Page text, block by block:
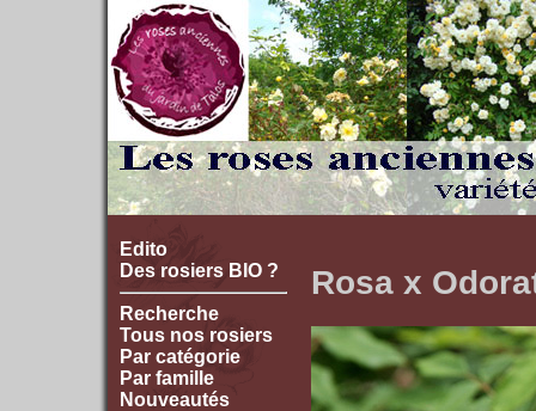
Edito
Des rosiers BIO ?
Recherche
Tous nos rosiers
Par catégorie
Par famille
Nouveautés
Rosa x